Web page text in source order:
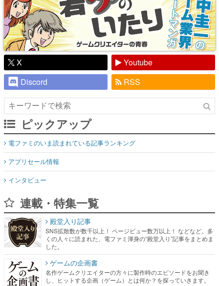
X
Youtube
Discord
RSS
ピックアップ
電ファミのいま読まれている記事ランキング
アプリセール情報
インタビュー
連載・特集一覧
殿堂入り記事
SNS拡散数が数千以上！ ページビュー数万以上！ などなど。多
くの人々に読まれた、電ファミ渾身の“殿堂入り”記事をまとめま
した。
ゲームの企画書
名作ゲームクリエイターの方々に製作時のエピソードをお聞き
し、ヒットする企画（ゲーム）とは何か？を探っていきます。